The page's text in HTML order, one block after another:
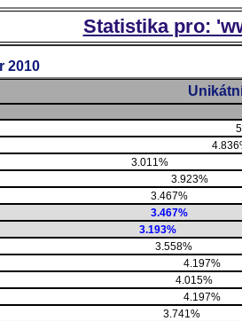
Statistika pro:
2010
3.011%
3.923%
3.467%
3.467%
3.193%
3.558%
4.197%
4.015%
4.197%
3.741%